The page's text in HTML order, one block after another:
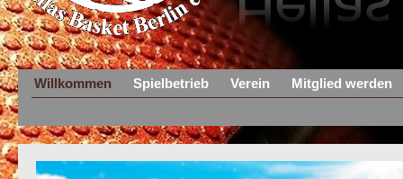
Willkommen Spielbetrieb Verein Mitglied werden